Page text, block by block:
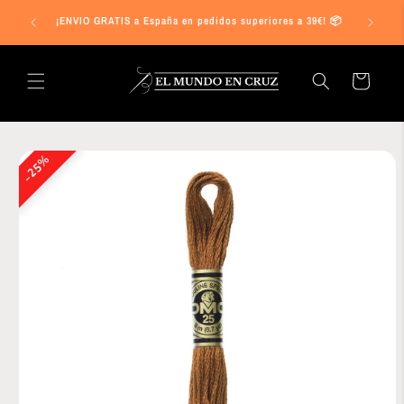
directamente
25€ en ¡ENVIO GRATIS a España en pedidos superiores a 39€! 📦
Carrito
directamente
a la
información
del producto
25%